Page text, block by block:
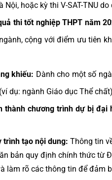
Nội, hoặc kỳ thi V-SAT-TNU
thi tốt nghiệp THPT năm
cộng với điểm ưu tiên
khiếu: Dành cho một số
dụ: ngành Giáo dục Thể
thành chương trình dự bị đại
trình tạo nội dung: Thông tin
bản quy định chính thức từ
làm rõ các thông tin để đảm